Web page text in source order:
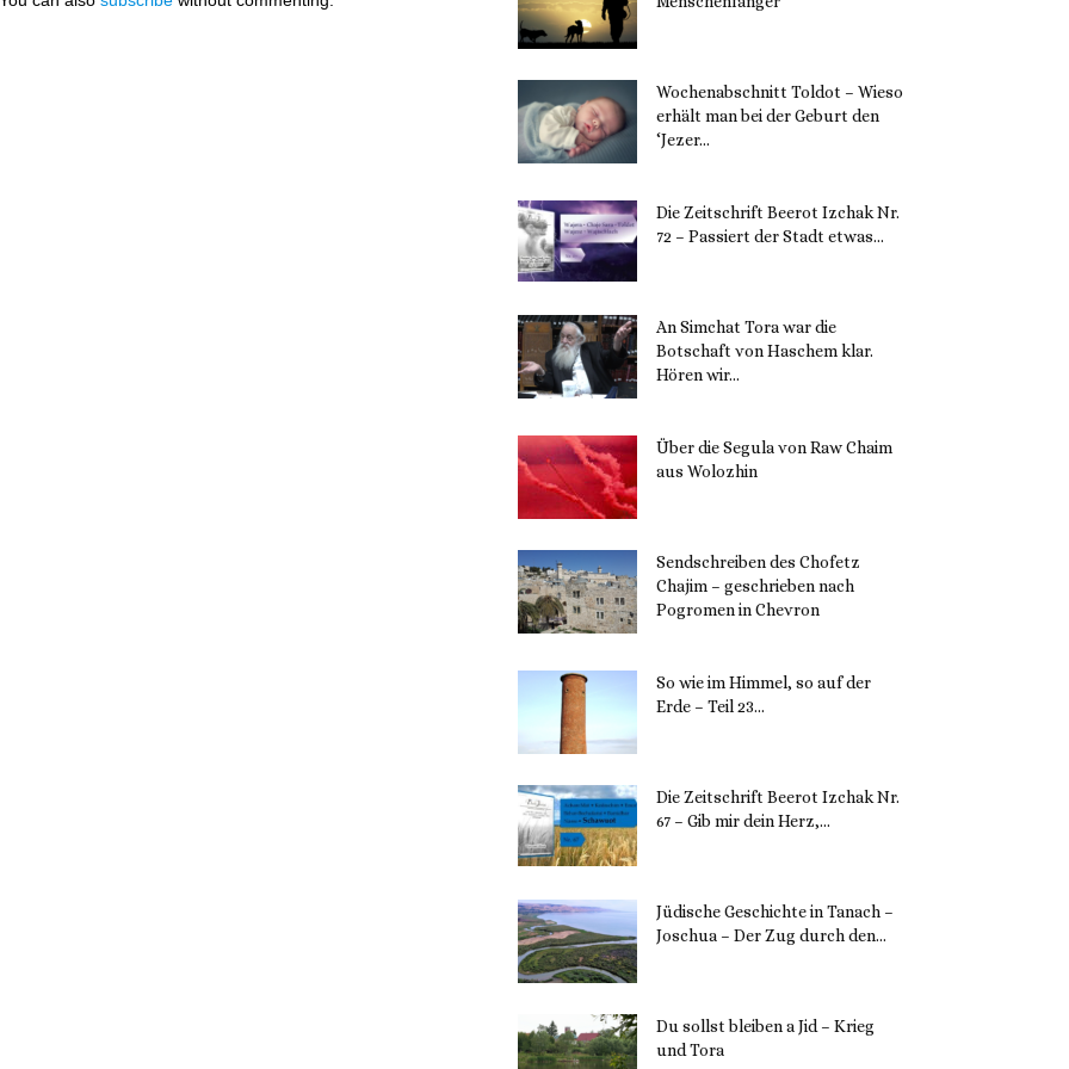
Wochenabschnitt Toldot – Wieso
erhält man bei der Geburt den
‘Jezer...
Die Zeitschrift Beerot Izchak Nr.
72 – Passiert der Stadt etwas...
An Simchat Tora war die
Botschaft von Haschem klar.
Hören wir...
Über die Segula von Raw Chaim
aus Wolozhin
Sendschreiben des Chofetz
Chajim – geschrieben nach
Pogromen in Chevron
So wie im Himmel, so auf der
Erde – Teil 23...
Die Zeitschrift Beerot Izchak Nr.
67 – Gib mir dein Herz,...
Jüdische Geschichte in Tanach –
Joschua – Der Zug durch den...
Du sollst bleiben a Jid – Krieg
und Tora